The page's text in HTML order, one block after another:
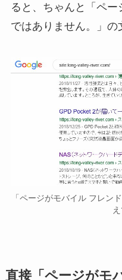
ると、ちゃんと「ペ
ではありません。」の
「ページがモバイル フレン
直接「ページがモ